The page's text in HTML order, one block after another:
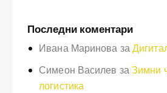
Последни коментари
Ивана Маринова за
Симеон Василев за Зимни
логистика